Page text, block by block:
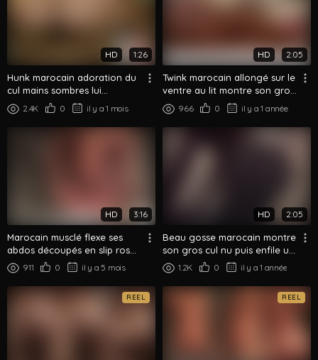
HD 1:26
Hunk marocain adoration du
cul mains sombres lui
écartent les fesses au lit
2.4K 0 il y a 1 mois
HD 2:05
Twink marocain allongé sur le
ventre au lit montre son gros
cul lisse et rond
966 0 il y a 1 année
HD 3:16
Marocain musclé flexe ses
abdos découpés en slip rose,
montre son gros cul
911 0 il y a 5 mois
HD 2:05
Beau gosse marocain montre
son gros cul nu puis enfile un
slip moulant
1.2K 0 il y a 1 année
REEL REEL